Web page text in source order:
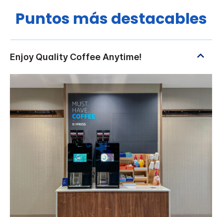
Puntos más destacables